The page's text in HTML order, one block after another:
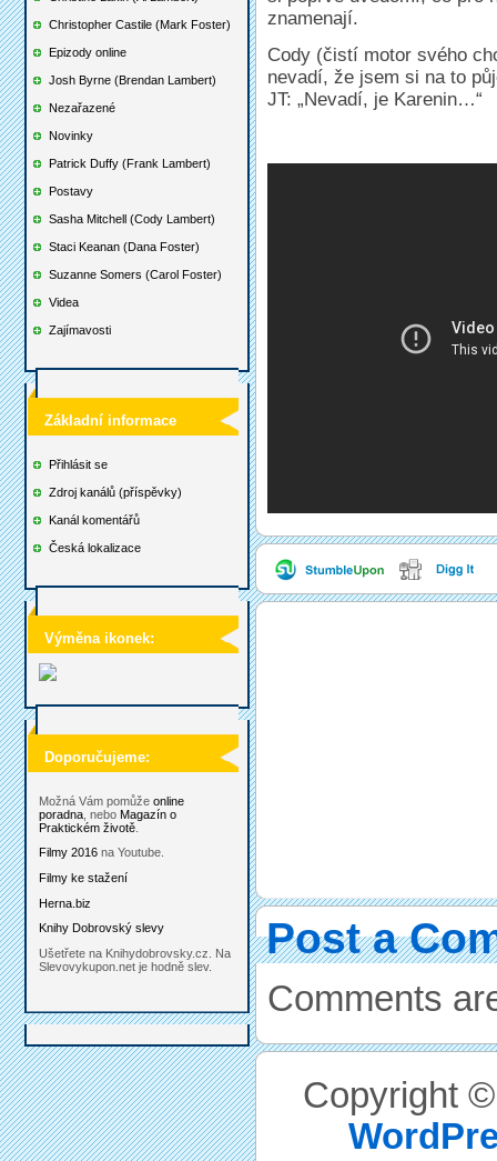
Christopher Castile (Mark Foster)
Epizody online
Josh Byrne (Brendan Lambert)
Nezařazené
Novinky
Patrick Duffy (Frank Lambert)
Postavy
Sasha Mitchell (Cody Lambert)
Staci Keanan (Dana Foster)
Suzanne Somers (Carol Foster)
Videa
Zajímavosti
Základní informace
Přihlásit se
Zdroj kanálů (příspěvky)
Kanál komentářů
Česká lokalizace
Výměna ikonek:
Doporučujeme:
Možná Vám pomůže online
poradna , nebo Magazín o
Praktickém životě
Filmy 2016 na Youtube.
Filmy ke stažení
Herna.biz
Knihy Dobrovský slevy
Ušetřete na Knihydobrovsky.cz. Na
Slevovykupon.net je hodně slev.
znamenají.
Cody (čistí motor svého
nevadí, že jsem si na to
JT: „Nevadí, je Karenin…“
Post a
Comments
Copyright